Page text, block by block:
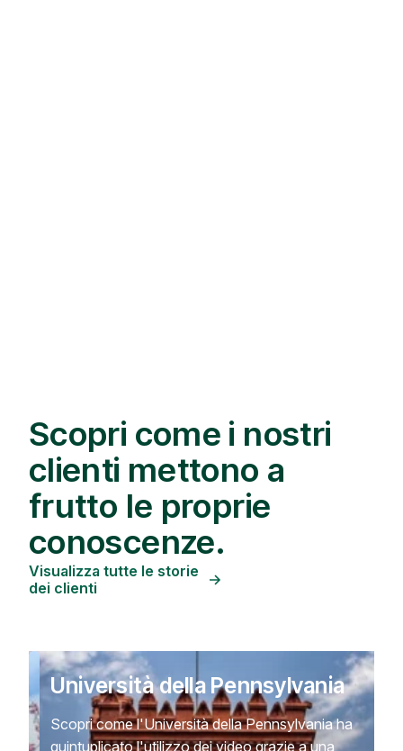
Scopri come i nostri
clienti mettono a
frutto le proprie
conoscenze.
Visualizza tutte le storie
dei clienti
Università della Pennsylvania
Scopri come l'Università della Pennsylvania ha
quintuplicato l'utilizzo dei video grazie a una